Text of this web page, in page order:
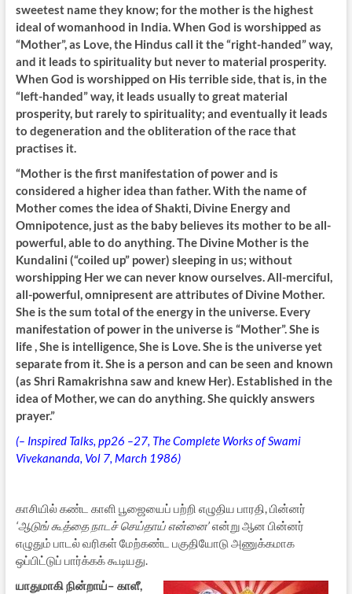
sweetest name they know; for the mother is the highest
ideal of womanhood in India. When God is worshipped as
“Mother”, as Love, the Hindus call it the “right-handed” way,
and it leads to spirituality but never to material prosperity.
When God is worshipped on His terrible side, that is, in the
“left-handed” way, it leads usually to great material
prosperity, but rarely to spirituality; and eventually it leads
to degeneration and the obliteration of the race that
practises it.
“Mother is the first manifestation of power and is
considered a higher idea than father. With the name of
Mother comes the idea of Shakti, Divine Energy and
Omnipotence, just as the baby believes its mother to be all-
powerful, able to do anything. The Divine Mother is the
Kundalini (“coiled up” power) sleeping in us; without
worshipping Her we can never know ourselves. All-merciful,
all-powerful, omnipresent are attributes of Divine Mother.
She is the sum total of the energy in the universe. Every
manifestation of power in the universe is “Mother”. She is
life , She is intelligence, She is Love. She is the universe yet
separate from it. She is a person and can be seen and known
(as Shri Ramakrishna saw and knew Her). Established in the
idea of Mother, we can do anything. She quickly answers
prayer.”
(– Inspired Talks, pp26 –27, The Complete Works of Swami
Vivekananda, Vol 7, March 1986)
காசியில் கண்ட காளி பூஜையைப் பற்றி எழுதிய பாரதி, பின்னர்
‘ஆடுங் கூத்தை நாடச் செய்தாய் என்னை’என்று ஆன பின்னர்
எழுதும் பாடல் வரிகள் மேற்கண்ட பகுதியோடு அணுக்கமாக
ஒப்பிட்டுப் பார்க்கக் கூடியது.
யாதுமாகி நின்றாய்– காளீ,